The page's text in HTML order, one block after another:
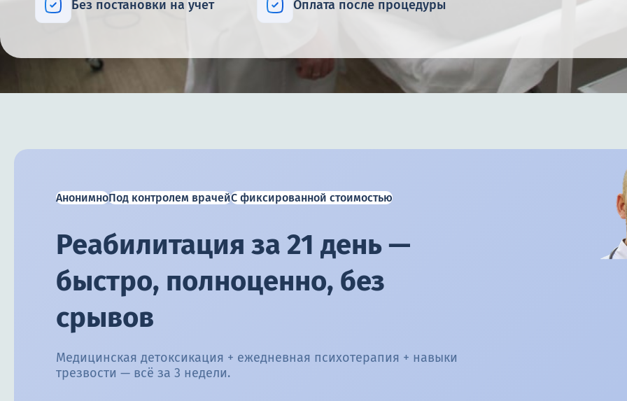
Без постановки на учет
Оплата после процедуры
АнонимноПод контролем врачейС фиксированной стоимостью
Реабилитация за 21 день —
быстро, полноценно, без
срывов
Медицинская детоксикация + ежедневная психотерапия + навыки
трезвости — всё за 3 недели.